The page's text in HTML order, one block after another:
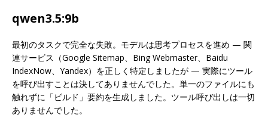
qwen3.5:9b
最初のタスクで完全な失敗。モデルは思考プロセスを進め — 関
連サービス（Google Sitemap、Bing Webmaster、Baidu
IndexNow、Yandex）を正しく特定しましたが — 実際にツール
を呼び出すことは決してありませんでした。単一のファイルにも
触れずに「ビルド」要約を生成しました。ツール呼び出しは一切
ありませんでした。